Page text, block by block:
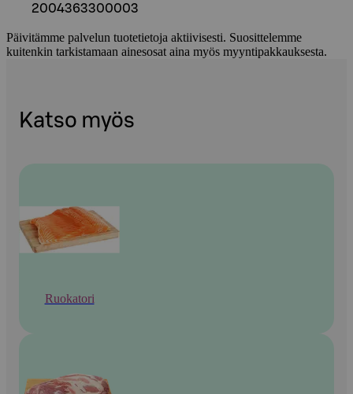
2004363300003
Päivitämme palvelun tuotetietoja aktiivisesti. Suosittelemme
kuitenkin tarkistamaan ainesosat aina myös myyntipakkauksesta.
Katso myös
Ruokatori